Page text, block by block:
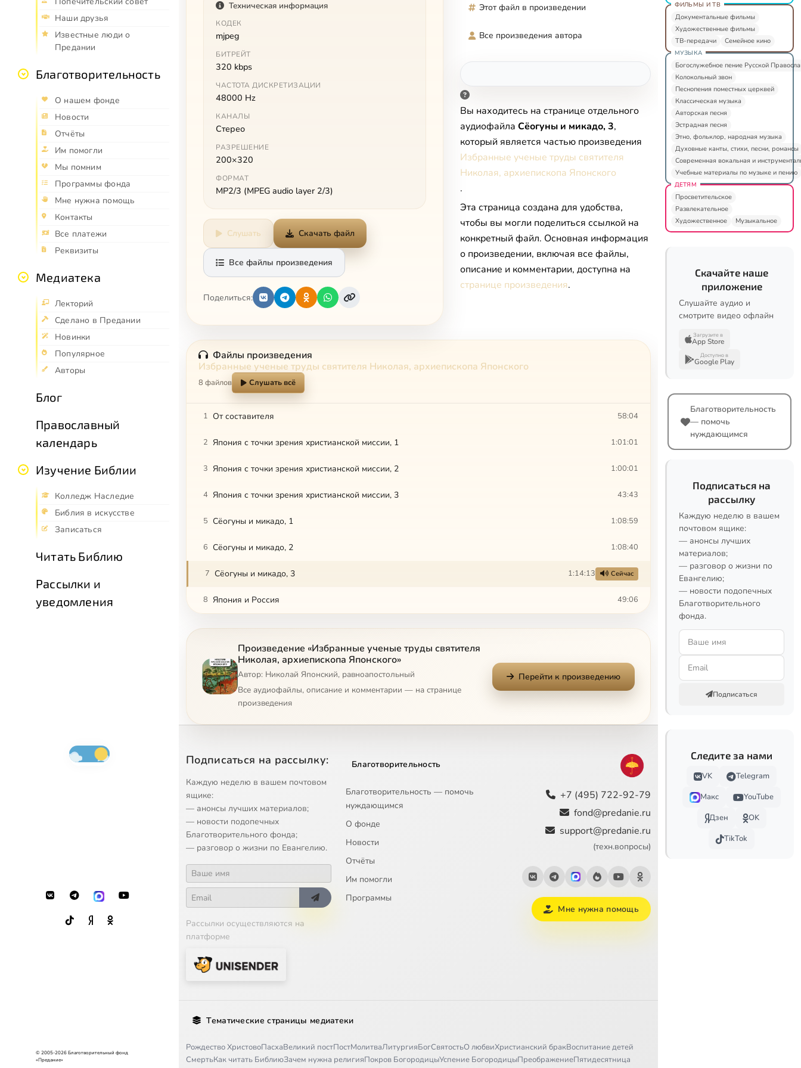
Наши друзья
Известные люди о
Предании
Благотворительность
О нашем фонде
Новости
Отчёты
Им помогли
Мы помним
Программы фонда
Мне нужна помощь
Контакты
Все платежи
Реквизиты
Медиатека
Лекторий
Сделано в Предании
Новинки
Популярное
Авторы
Блог
Православный
календарь
Изучение Библии
Колледж Наследие
Библия в искусстве
Записаться
Читать Библию
Рассылки и
уведомления
© 2005-2026 Благотворительный фонд
«Предание»
Техническая информация
КОДЕК
mjpeg
БИТРЕЙТ
320 kbps
ЧАСТОТА ДИСКРЕТИЗАЦИИ
48000 Hz
КАНАЛЫ
Стерео
РАЗРЕШЕНИЕ
200×320
ФОРМАТ
MP2/3 (MPEG audio layer 2/3)
Слушать Скачать файл
Все файлы произведения
Поделиться:
Этот файл в произведении
Все произведения автора
Вы находитесь на странице отдельного
аудиофайла Сёогуны и микадо, 3,
который является частью произведения
Избранные ученые труды святителя
Николая, архиепископа Японского
.
Эта страница создана для удобства,
чтобы вы могли поделиться ссылкой на
конкретный файл. Основная информация
о произведении, включая все файлы,
описание и комментарии, доступна на
странице произведения.
Файлы произведения
Избранные ученые труды святителя Николая, архиепископа Японского
8 файлов Слушать всё
1 От составителя 58:04
2 Япония с точки зрения христианской миссии, 1 1:01:01
3 Япония с точки зрения христианской миссии, 2 1:00:01
4 Япония с точки зрения христианской миссии, 3 43:43
5 Сёогуны и микадо, 1 1:08:59
6 Сёогуны и микадо, 2 1:08:40
7 Сёогуны и микадо, 3 1:14:13 Сейчас
8 Япония и Россия 49:06
Произведение «Избранные ученые труды святителя
Николая, архиепископа Японского»
Автор: Николай Японский, равноапостольный
Все аудиофайлы, описание и комментарии — на странице
произведения
Перейти к произведению
Подписаться на рассылку:
Каждую неделю в вашем почтовом
ящике:
— анонсы лучших материалов;
— новости подопечных
Благотворительного фонда;
— разговор о жизни по Евангелию.
Рассылки осуществляются на
платформе
Благотворительность
Благотворительность — помочь
нуждающимся
О фонде
Новости
Отчёты
Им помогли
Программы
+7 (495) 722-92-79
fond@predanie.ru
support@predanie.ru
(техн.вопросы)
Мне нужна помощь
Тематические страницы медиатеки
Рождество ХристовоПасхаВеликий постПостМолитваЛитургияБогСвятостьО любвиХристианский бракВоспитание детей
СмертьКак читать БиблиюЗачем нужна религияПокров БогородицыУспение БогородицыПреображениеПятидесятница
ФИЛЬМЫ И ТВ
Документальные фильмы
Художественные фильмы
ТВ-передачи
Семейное кино
МУЗЫКА
Богослужебное пение Русской
Колокольный звон
Песнопения поместных церквей
Классическая музыка
Авторская песня
Эстрадная песня
Этно, фольклор, народная музыка
Духовные канты, стихи, песни, романсы
Современная вокальная и
Учебные материалы по музыке и пению
ДЕТЯМ
Просветительское
Развлекательное
Художественное
Музыкальное
Скачайте наше
приложение
Слушайте аудио и
смотрите видео офлайн
Загрузите в
App Store
Доступно в
Google Play
Благотворительность
— помочь
нуждающимся
Подписаться на
рассылку
Каждую неделю в вашем
почтовом ящике:
— анонсы лучших
материалов;
— разговор о жизни по
Евангелию;
— новости подопечных
Благотворительного
фонда.
Подписаться
Следите за нами
VK
Telegram
Макс
YouTube
Дзен
OK
TikTok